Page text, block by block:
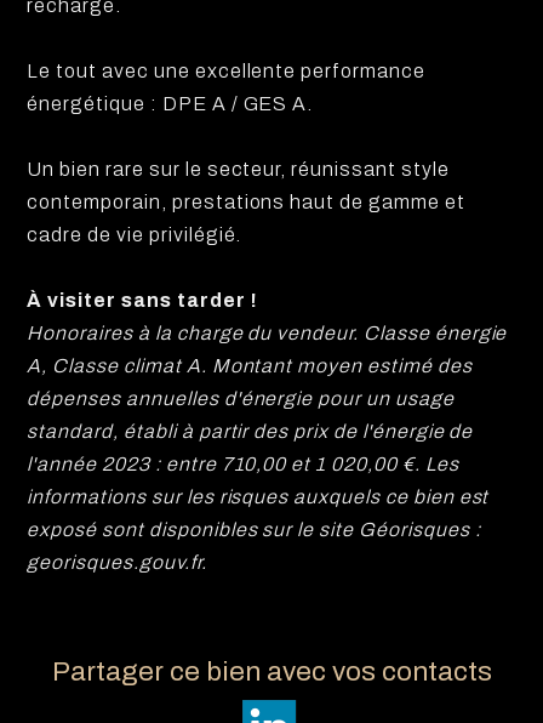
recharge.
Le tout avec une excellente performance
énergétique : DPE A / GES A.
Un bien rare sur le secteur, réunissant style
contemporain, prestations haut de gamme et
cadre de vie privilégié.
À visiter sans tarder !
Honoraires à la charge du vendeur. Classe énergie
A, Classe climat A. Montant moyen estimé des
dépenses annuelles d'énergie pour un usage
standard, établi à partir des prix de l'énergie de
l'année 2023 : entre 710,00 et 1 020,00 €. Les
informations sur les risques auxquels ce bien est
exposé sont disponibles sur le site Géorisques :
georisques.gouv.fr.
Partager ce bien avec vos contacts